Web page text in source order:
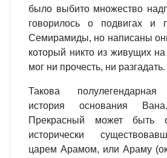
было выбито множество
говорилось о подвигах и
Семирамиды, но написаны
который никто из живущих
мог ни прочесть, ни разгадать.
Такова полулегендарная
история основания
Прекрасный может быть
исторически
царем Арамом, или Араму